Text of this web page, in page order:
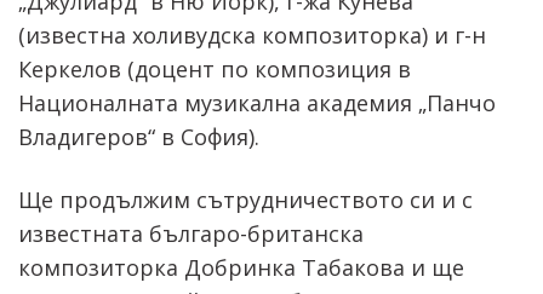
(известна холивудска композиторка) и г-н
Керкелов (доцент по композиция в
Националната музикална академия „Панчо
Владигеров“ в София).
Ще продължим сътрудничеството си и с
известната българо-британска
композиторка Добринка Табакова и ще